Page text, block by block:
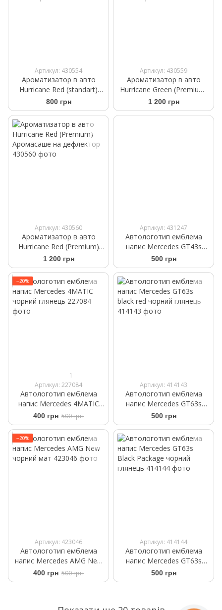
Артикул: 430554
Ароматизатор в авто
Hurricane Red (standart)
Аромасаше на дефлектор
800 грн
Артикул: 430559
Ароматизатор в авто
Hurricane Green (Premium)
Аромасаше на дефлектор
1 200 грн
Артикул: 430560
Ароматизатор в авто
Hurricane Red (Premium)
Аромасаше на дефлектор
1 200 грн
Артикул: 431247
Автологотип емблема
напис Mercedes GT43s
black red чорний глянець
500 грн
−20%
1
Артикул: 227084
Автологотип емблема
напис Mercedes 4MATIC
чорний глянець
400 грн 500 грн
Артикул: 414143
Автологотип емблема
напис Mercedes GT63s
black red чорний глянець
500 грн
−20%
Артикул: 423046
Автологотип емблема
напис Mercedes AMG New
чорний мат
400 грн 500 грн
Артикул: 414144
Автологотип емблема
напис Mercedes GT63s
Black Package чорний
глянець
500 грн